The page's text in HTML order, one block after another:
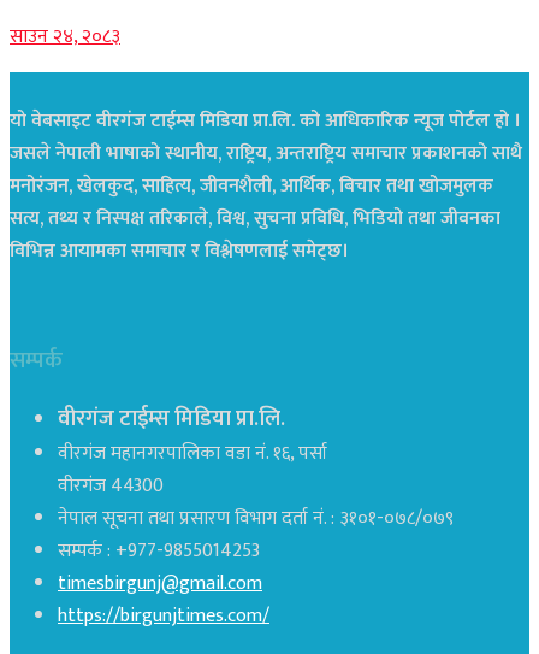
साउन २४, २०८३
यो वेबसाइट वीरगंज टाईम्स मिडिया प्रा.लि. को आधिकारिक न्यूज पोर्टल हो ।
जसले नेपाली भाषाको स्थानीय, राष्ट्रिय, अन्तराष्ट्रिय समाचार प्रकाशनको साथै
मनोरंजन, खेलकुद, साहित्य, जीवनशैली, आर्थिक, बिचार तथा खोजमुलक
सत्य, तथ्य र निस्पक्ष तरिकाले, विश्व, सुचना प्रविधि, भिडियो तथा जीवनका
विभिन्न आयामका समाचार र विश्लेषणलाई समेट्छ।
सम्पर्क
वीरगंज टाईम्स मिडिया प्रा.लि.
वीरगंज महानगरपालिका वडा नं. १६, पर्सा
वीरगंज 44300
नेपाल सूचना तथा प्रसारण विभाग दर्ता नं. : ३१०१-०७८/०७९
सम्पर्क : +977-9855014253
timesbirgunj@gmail.com
https://birgunjtimes.com/